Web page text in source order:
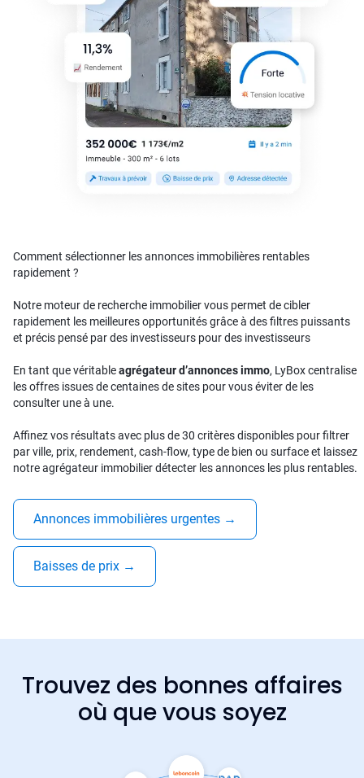
Comment sélectionner les annonces immobilières rentables
rapidement ?
Notre moteur de recherche immobilier vous permet de cibler
rapidement les meilleures opportunités grâce à des filtres puissants
et précis pensé par des investisseurs pour des investisseurs
En tant que véritableagrégateur d’annonces immo, LyBox centralise
les offres issues de centaines de sites pour vous éviter de les
consulter une à une.
Affinez vos résultats avec plus de 30 critères disponibles pour filtrer
par ville, prix, rendement, cash-flow, type de bien ou surface et laissez
notre agrégateur immobilier détecter les annonces les plus rentables.
Annonces immobilières urgentes →
Baisses de prix →
Trouvez des bonnes affaires
où que vous soyez